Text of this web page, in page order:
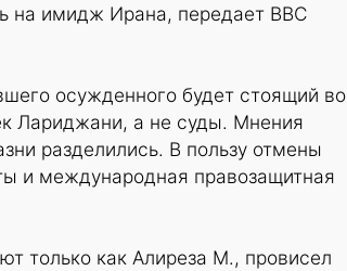
на имидж Ирана, передает BBC
осужденного будет стоящий во
Лариджани, а не суды. Мнения
разделились. В пользу отмены
и международная правозащитная
только как Алиреза М., провисел